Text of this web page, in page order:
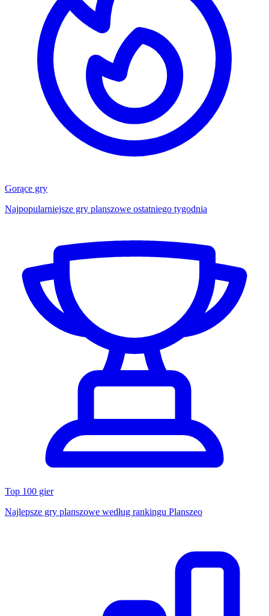
Gorące gry
Najpopularniejsze gry planszowe ostatniego tygodnia
Top 100 gier
Najlepsze gry planszowe według rankingu Planszeo